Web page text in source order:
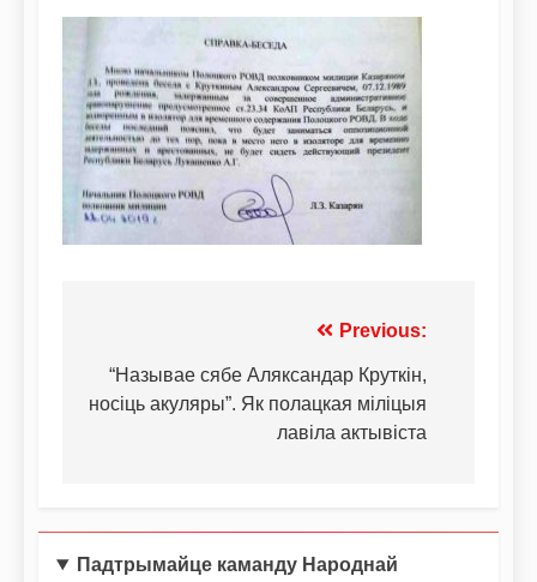
Previous:
“Называе сябе Аляксандар Круткін,
носіць акуляры”. Як полацкая міліцыя
лавіла актывіста
Падтрымайце каманду Народнай